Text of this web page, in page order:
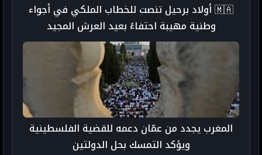
🇲🇦 أولاد برحيل تنصت للخطاب الملكي في أجواء
وطنية مهيبة احتفاءً بعيد العرش المجيد
المغرب يجدد من عمّان دعمه للقضية الفلسطينية
ويؤكد التمسك بحل الدولتين